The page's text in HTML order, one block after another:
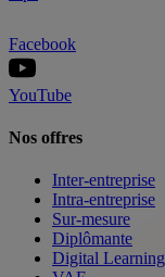
Facebook
YouTube
Nos offres
Inter-entreprise
Intra-entreprise
Sur-mesure
Diplômante
Digital Learning